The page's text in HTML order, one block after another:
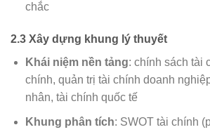
chắc
2.3 Xây dựng khung lý thuyết
Khái niệm nền tảng: chính sách tài
chính, quản trị tài chính doanh
nhân, tài chính quốc tế
Khung phân tích: SWOT tài chính